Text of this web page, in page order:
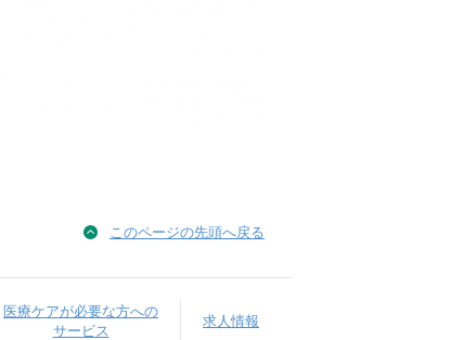
このページの先頭へ戻る
医療ケアが必要な方への
サービス
求人情報